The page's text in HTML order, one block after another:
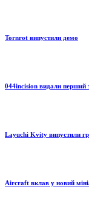
Tornrot випустили демо
044incision видали перший
Layuchi Kvity випустили
Aircraft вклав у новий